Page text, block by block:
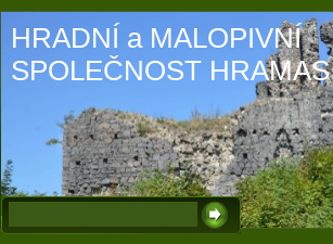
HRADNÍ a MALOPIVNÍ
SPOLEČNOST HRAMAS